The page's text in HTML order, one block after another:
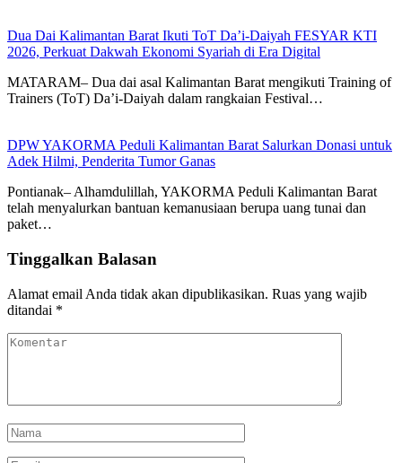
Dua Dai Kalimantan Barat Ikuti ToT Da’i-Daiyah FESYAR KTI
2026, Perkuat Dakwah Ekonomi Syariah di Era Digital
MATARAM– Dua dai asal Kalimantan Barat mengikuti Training of
Trainers (ToT) Da’i-Daiyah dalam rangkaian Festival…
DPW YAKORMA Peduli Kalimantan Barat Salurkan Donasi untuk
Adek Hilmi, Penderita Tumor Ganas
Pontianak– Alhamdulillah, YAKORMA Peduli Kalimantan Barat
telah menyalurkan bantuan kemanusiaan berupa uang tunai dan
paket…
Tinggalkan Balasan
Alamat email Anda tidak akan dipublikasikan. Ruas yang wajib
ditandai *